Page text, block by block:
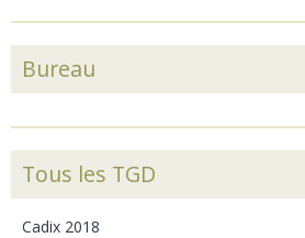
Bureau
Tous les TGD
Cadix 2018